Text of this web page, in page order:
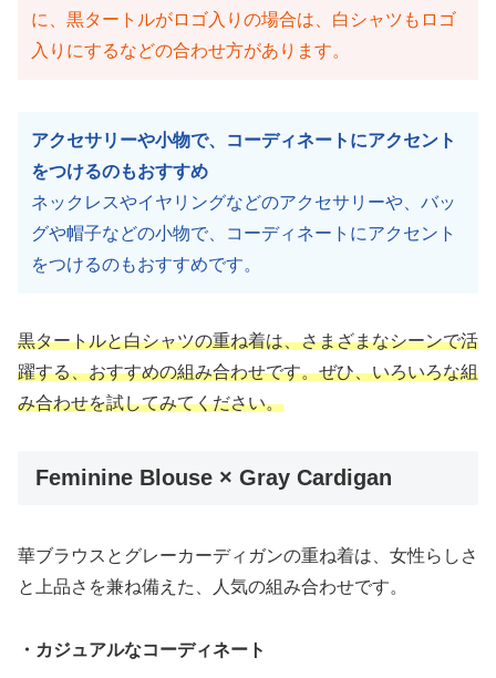
に、黒タートルがロゴ入りの場合は、白シャツもロゴ
入りにするなどの合わせ方があります。
アクセサリーや小物で、コーディネートにアクセント
をつけるのもおすすめ
ネックレスやイヤリングなどのアクセサリーや、バッ
グや帽子などの小物で、コーディネートにアクセント
をつけるのもおすすめです。
黒タートルと白シャツの重ね着は、さまざまなシーンで活
躍する、おすすめの組み合わせです。ぜひ、いろいろな組
み合わせを試してみてください。
Feminine Blouse × Gray Cardigan
華ブラウスとグレーカーディガンの重ね着は、女性らしさ
と上品さを兼ね備えた、人気の組み合わせです。
・カジュアルなコーディネート